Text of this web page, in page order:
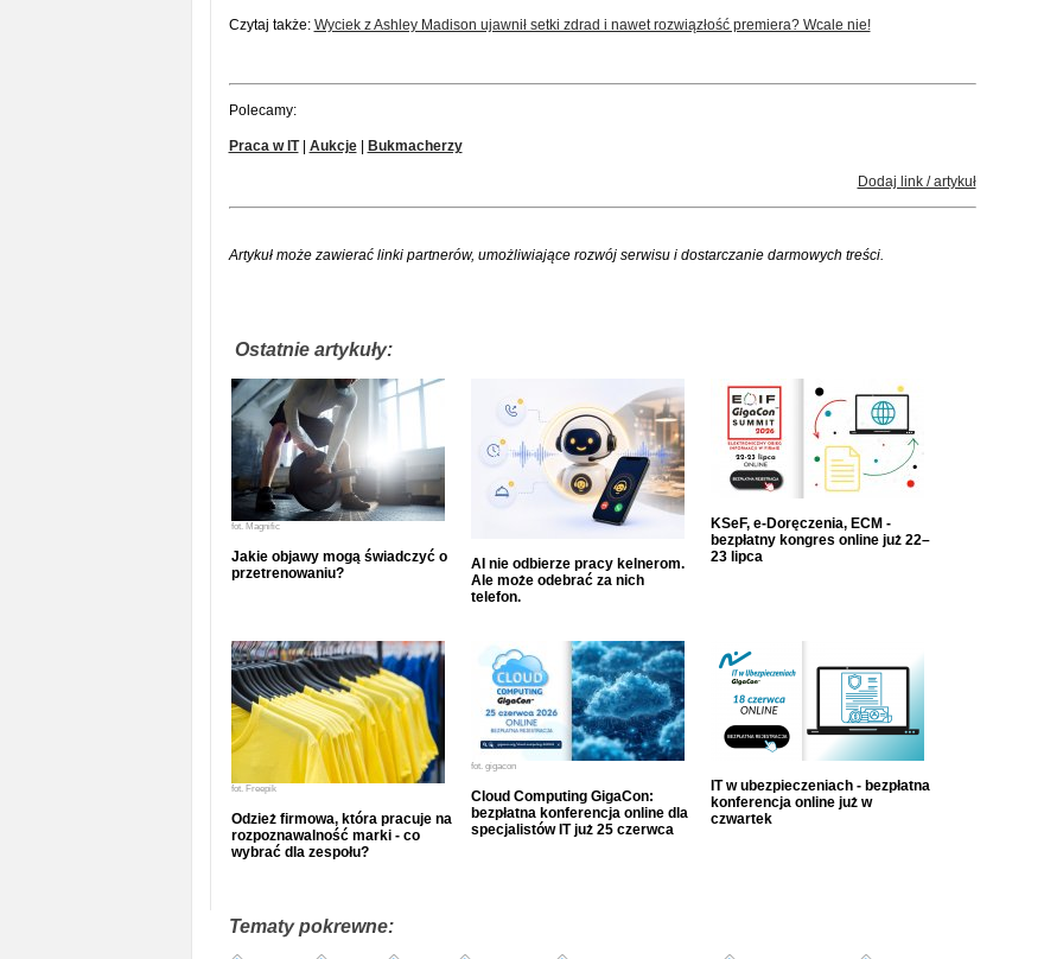
Czytaj także: Wyciek z Ashley Madison ujawnił setki zdrad i nawet rozwiązłość premiera? Wcale nie!
Polecamy:
Praca w IT| Aukcje| Bukmacherzy
Dodaj link / artykuł
Artykuł może zawierać linki partnerów, umożliwiające rozwój serwisu i dostarczanie darmowych treści.
Ostatnie artykuły:
fot. Magnific
Jakie objawy mogą świadczyć o
przetrenowaniu?
AI nie odbierze pracy kelnerom.
Ale może odebrać za nich
telefon.
KSeF, e-Doręczenia, ECM -
bezpłatny kongres online już 22–
23 lipca
fot. Freepik
Odzież firmowa, która pracuje na
rozpoznawalność marki - co
wybrać dla zespołu?
fot. gigacon
Cloud Computing GigaCon:
bezpłatna konferencja online dla
specjalistów IT już 25 czerwca
IT w ubezpieczeniach - bezpłatna
konferencja online już w
czwartek
Tematy pokrewne: